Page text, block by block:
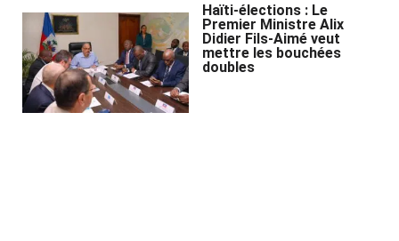
Haïti-élections : Le
Premier Ministre Alix
Didier Fils-Aimé veut
mettre les bouchées
doubles